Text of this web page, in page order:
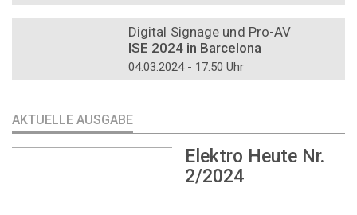
Digital Signage und Pro-AV
ISE 2024 in Barcelona
04.03.2024 - 17:50 Uhr
AKTUELLE AUSGABE
Elektro Heute Nr.
2/2024